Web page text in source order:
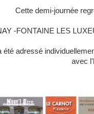
Cette demi-journée
-FONTAINE LES
été adressé
avec